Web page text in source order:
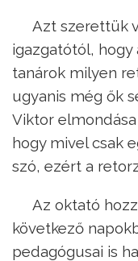
Azt szerettük
igazgatótól,
tanárok milyen
ugyanis még ők
Viktor
hogy mivel csak
szó, ezért a
Az oktató
következő
pedagógusai is